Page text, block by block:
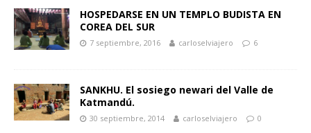
HOSPEDARSE EN UN TEMPLO BUDISTA EN
COREA DEL SUR
7 septiembre, 2016 carloselviajero 6
SANKHU. El sosiego newari del Valle de
Katmandú.
30 septiembre, 2014 carloselviajero 0